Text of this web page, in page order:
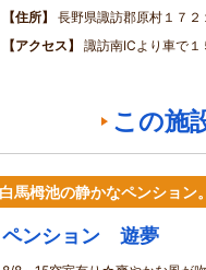
住所
長野県諏訪郡原村１７
アクセス
諏訪南ICより車で１
この施
馬栂池の静かなペンション
ペンション 遊夢